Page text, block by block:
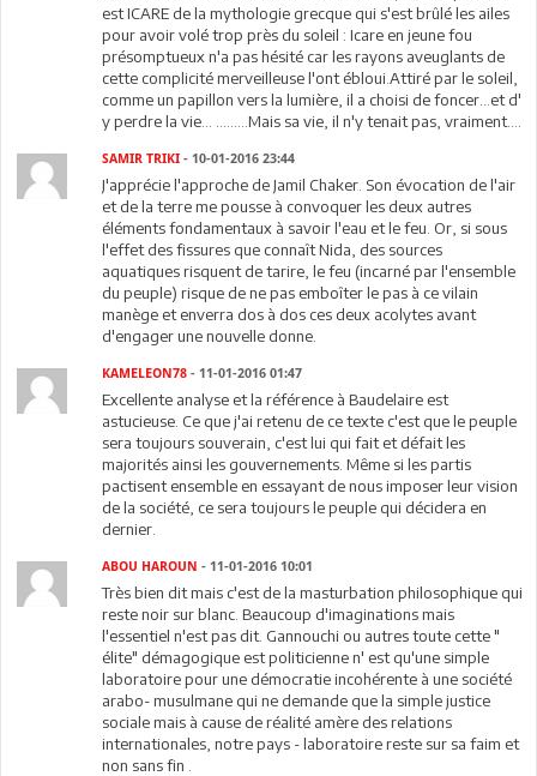
est ICARE de la mythologie grecque qui s'est brûlé les ailes
pour avoir volé trop près du soleil : Icare en jeune fou
présomptueux n'a pas hésité car les rayons aveuglants de
cette complicité merveilleuse l'ont ébloui.Attiré par le soleil,
comme un papillon vers la lumière, il a choisi de foncer...et d'
y perdre la vie... .........Mais sa vie, il n'y tenait pas, vraiment....
SAMIR TRIKI - 10-01-2016 23:44
J'apprécie l'approche de Jamil Chaker. Son évocation de l'air
et de la terre me pousse à convoquer les deux autres
éléments fondamentaux à savoir l'eau et le feu. Or, si sous
l'effet des fissures que connaît Nida, des sources
aquatiques risquent de tarire, le feu (incarné par l'ensemble
du peuple) risque de ne pas emboîter le pas à ce vilain
manège et enverra dos à dos ces deux acolytes avant
d'engager une nouvelle donne.
KAMELEON78 - 11-01-2016 01:47
Excellente analyse et la référence à Baudelaire est
astucieuse. Ce que j'ai retenu de ce texte c'est que le peuple
sera toujours souverain, c'est lui qui fait et défait les
majorités ainsi les gouvernements. Même si les partis
pactisent ensemble en essayant de nous imposer leur vision
de la société, ce sera toujours le peuple qui décidera en
dernier.
ABOU HAROUN - 11-01-2016 10:01
Très bien dit mais c'est de la masturbation philosophique qui
reste noir sur blanc. Beaucoup d'imaginations mais
l'essentiel n'est pas dit. Gannouchi ou autres toute cette "
élite" démagogique est politicienne n' est qu'une simple
laboratoire pour une démocratie incohérente à une société
arabo- musulmane qui ne demande que la simple justice
sociale mais à cause de réalité amère des relations
internationales, notre pays - laboratoire reste sur sa faim et
non sans fin .